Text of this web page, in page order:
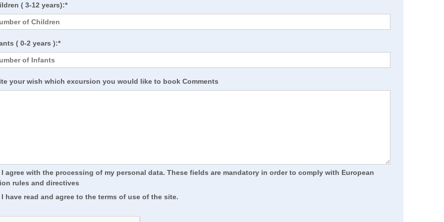
( 3-12 years):*
( 0-2 years ):*
your wish which excursion you would like to book Comments
I agree with the processing of my personal data. These fields are mandatory in order to comply with European
rules and directives
I have read and agree to the terms of use of the site.